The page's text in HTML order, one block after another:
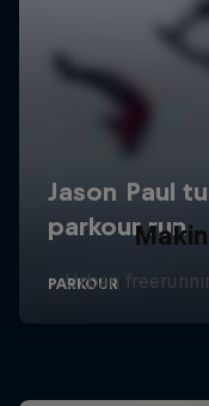
Urban